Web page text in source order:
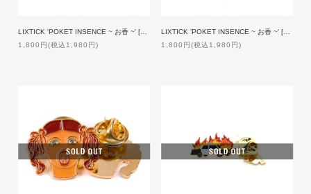
1,800円(税込1,980円)
1,800円(税込1,980円)